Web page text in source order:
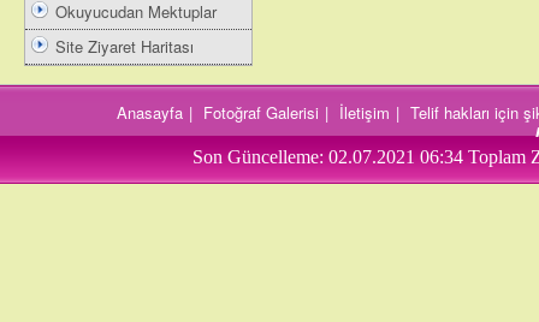
Okuyucudan Mektuplar
Site Ziyaret Haritası
Anasayfa | Fotoğraf Galerisi | İletişim | Telif hakları için
Son Güncelleme: 02.07.2021 06:34 Toplam